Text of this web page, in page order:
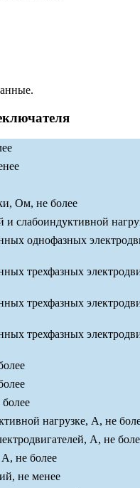
Ом, не более
слабоиндуктивной
однофазных
трехфазных
трехфазных
трехфазных
нагрузке, А, не
А, не
не более
не менее